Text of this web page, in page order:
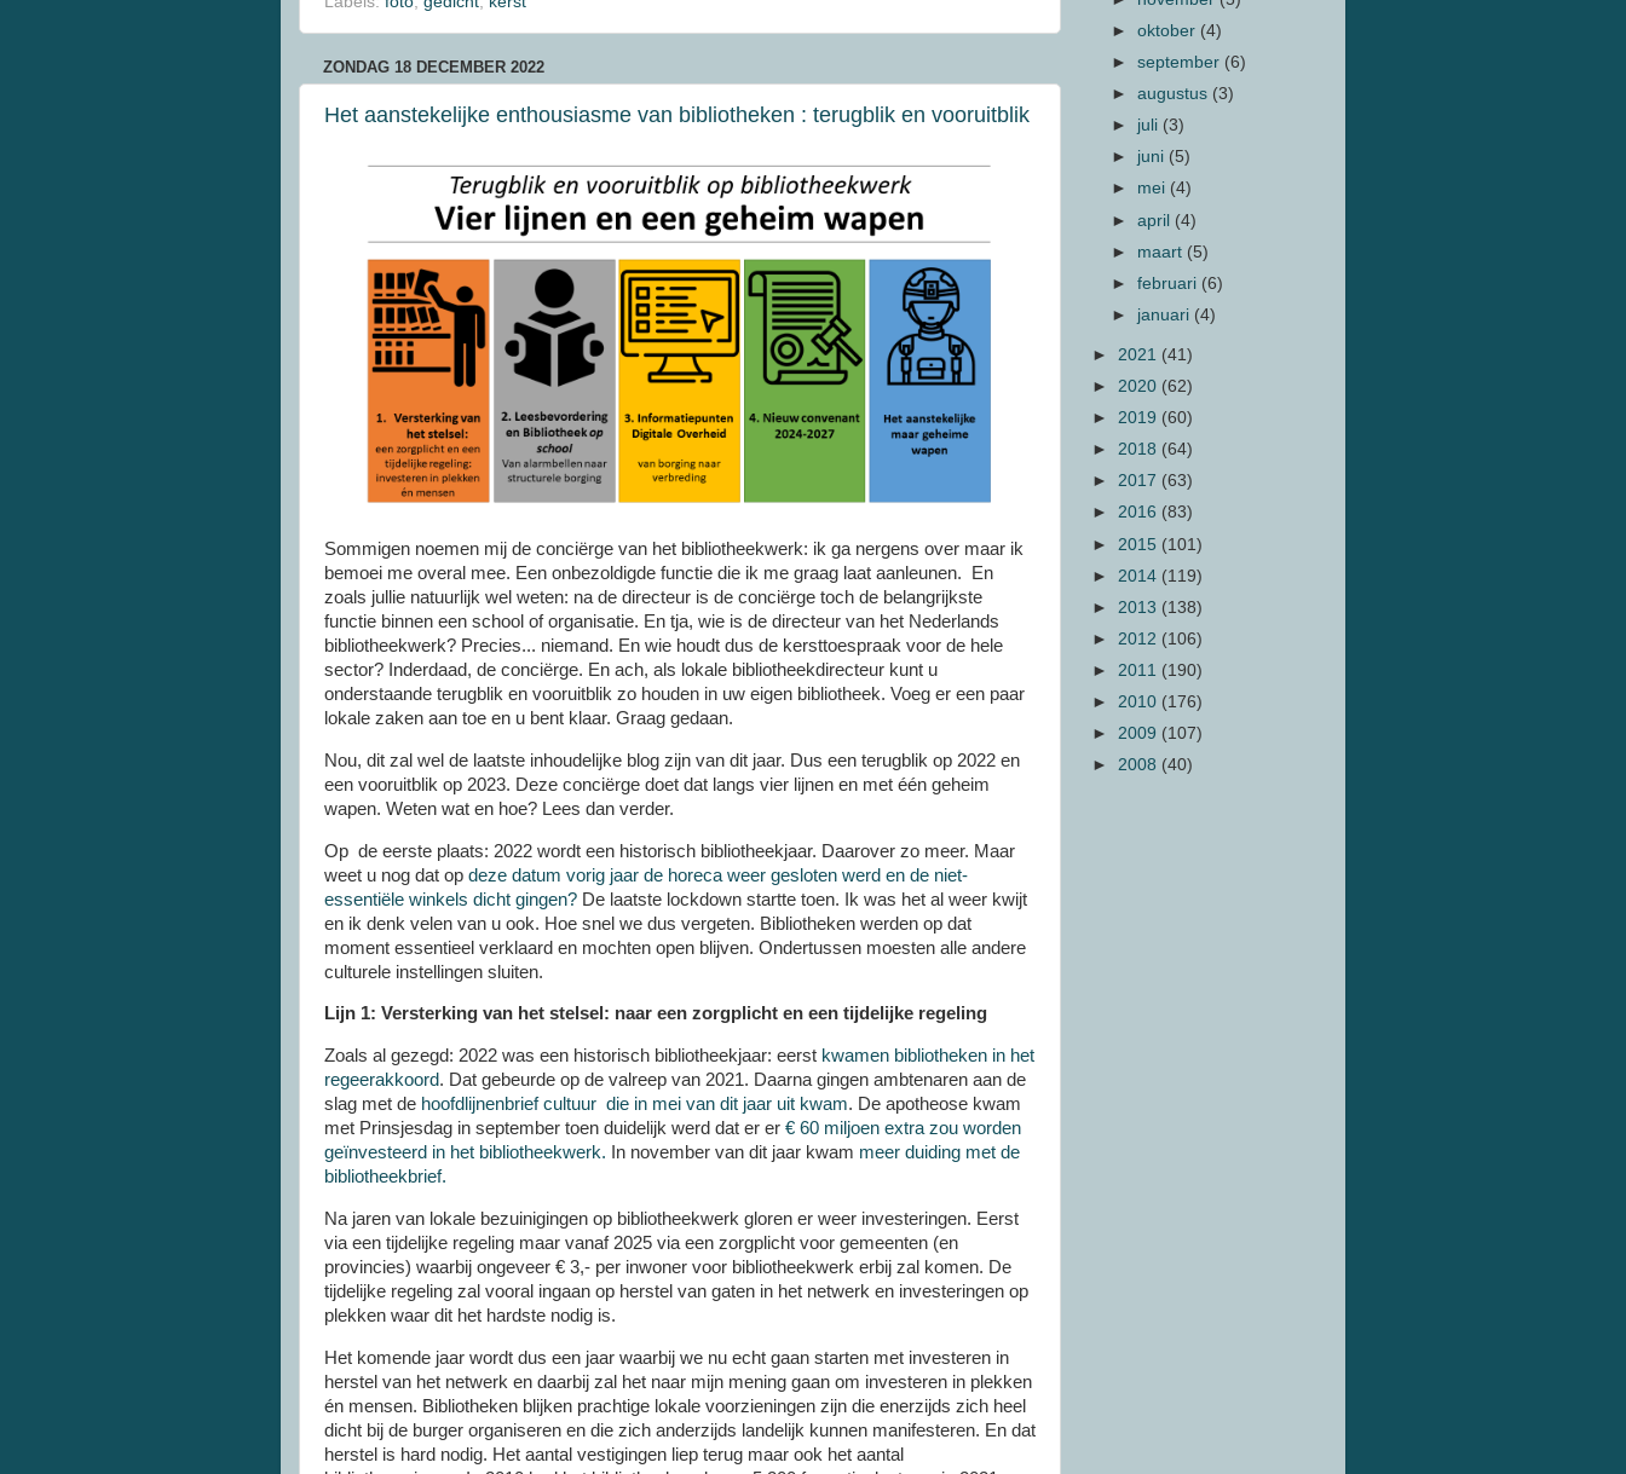
ZONDAG 18 DECEMBER 2022
Het aanstekelijke enthousiasme van bibliotheken : terugblik en vooruitblik
Sommigen noemen mij de conciërge van het bibliotheekwerk: ik ga nergens over maar ik
bemoei me overal mee. Een onbezoldigde functie die ik me graag laat aanleunen. En
zoals jullie natuurlijk wel weten: na de directeur is de conciërge toch de belangrijkste
functie binnen een school of organisatie. En tja, wie is de directeur van het Nederlands
bibliotheekwerk? Precies... niemand. En wie houdt dus de kersttoespraak voor de hele
sector? Inderdaad, de conciërge. En ach, als lokale bibliotheekdirecteur kunt u
onderstaande terugblik en vooruitblik zo houden in uw eigen bibliotheek. Voeg er een paar
lokale zaken aan toe en u bent klaar. Graag gedaan.
Nou, dit zal wel de laatste inhoudelijke blog zijn van dit jaar. Dus een terugblik op 2022 en
een vooruitblik op 2023. Deze conciërge doet dat langs vier lijnen en met één geheim
wapen. Weten wat en hoe? Lees dan verder.
Op de eerste plaats: 2022 wordt een historisch bibliotheekjaar. Daarover zo meer. Maar
weet u nog dat op deze datum vorig jaar de horeca weer gesloten werd en de niet-
essentiële winkels dicht gingen? De laatste lockdown startte toen. Ik was het al weer kwijt
en ik denk velen van u ook. Hoe snel we dus vergeten. Bibliotheken werden op dat
moment essentieel verklaard en mochten open blijven. Ondertussen moesten alle andere
culturele instellingen sluiten.
Lijn 1: Versterking van het stelsel: naar een zorgplicht en een tijdelijke regeling
Zoals al gezegd: 2022 was een historisch bibliotheekjaar: eerst kwamen bibliotheken in het
regeerakkoord. Dat gebeurde op de valreep van 2021. Daarna gingen ambtenaren aan de
slag met de hoofdlijnenbrief cultuur die in mei van dit jaar uit kwam. De apotheose kwam
met Prinsjesdag in september toen duidelijk werd dat er er € 60 miljoen extra zou worden
geïnvesteerd in het bibliotheekwerk. In november van dit jaar kwam meer duiding met de
bibliotheekbrief.
Na jaren van lokale bezuinigingen op bibliotheekwerk gloren er weer investeringen. Eerst
via een tijdelijke regeling maar vanaf 2025 via een zorgplicht voor gemeenten (en
provincies) waarbij ongeveer € 3,- per inwoner voor bibliotheekwerk erbij zal komen. De
tijdelijke regeling zal vooral ingaan op herstel van gaten in het netwerk en investeringen op
plekken waar dit het hardste nodig is.
Het komende jaar wordt dus een jaar waarbij we nu echt gaan starten met investeren in
herstel van het netwerk en daarbij zal het naar mijn mening gaan om investeren in plekken
én mensen. Bibliotheken blijken prachtige lokale voorzieningen zijn die enerzijds zich heel
dicht bij de burger organiseren en die zich anderzijds landelijk kunnen manifesteren. En dat
herstel is hard nodig. Het aantal vestigingen liep terug maar ook het aantal
►oktober (4)
►september (6)
►augustus (3)
► juli (3)
► juni (5)
► mei (4)
►april (4)
► maart (5)
►februari (6)
► januari (4)
► 2021 (41)
► 2020 (62)
► 2019 (60)
► 2018 (64)
► 2017 (63)
► 2016 (83)
► 2015 (101)
► 2014 (119)
► 2013 (138)
► 2012 (106)
► 2011 (190)
► 2010 (176)
► 2009 (107)
► 2008 (40)